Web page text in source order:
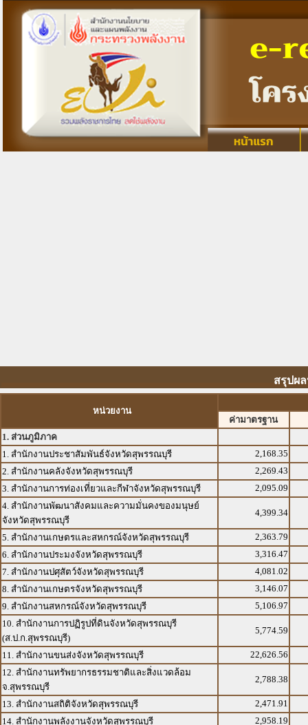
สรุปผ
หน่วยงาน
ค่ามาตรฐาน
1. ส่วนภูมิภาค
1. สำนักงานประชาสัมพันธ์จังหวัดสุพรรณบุรี
2,168.35
2. สำนักงานคลังจังหวัดสุพรรณบุรี
2,269.43
3. สำนักงานการท่องเที่ยวและกีฬาจังหวัดสุพรรณบุรี
2,095.09
4. สำนักงานพัฒนาสังคมและความมั่นคงของมนุษย์
จังหวัดสุพรรณบุรี
4,399.34
5. สำนักงานเกษตรและสหกรณ์จังหวัดสุพรรณบุรี
2,363.79
6. สำนักงานประมงจังหวัดสุพรรณบุรี
3,316.47
7. สำนักงานปศุสัตว์จังหวัดสุพรรณบุรี
4,081.02
8. สำนักงานเกษตรจังหวัดสุพรรณบุรี
3,146.07
9. สำนักงานสหกรณ์จังหวัดสุพรรณบุรี
5,106.97
10. สำนักงานการปฏิรูปที่ดินจังหวัดสุพรรณบุรี
(ส.ป.ก.สุพรรณบุรี)
5,774.59
11. สำนักงานขนส่งจังหวัดสุพรรณบุรี
22,626.56
12. สำนักงานทรัพยากรธรรมชาติและสิ่งแวดล้อม
จ.สุพรรณบุรี
2,788.38
13. สำนักงานสถิติจังหวัดสุพรรณบุรี
2,471.91
14. สำนักงานพลังงานจังหวัดสุพรรณบุรี
2,958.19